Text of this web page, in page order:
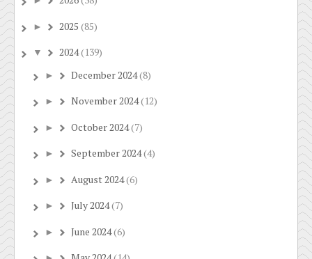
► 2025 (85)
▼ 2024(139)
► December 2024(8)
► November 2024(12)
► October 2024(7)
► September 2024(4)
► August 2024(6)
► July 2024(7)
► June 2024(6)